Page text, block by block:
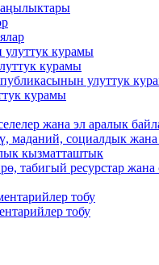
улуттук курамы
курамы
улуттук
курамы
жана эл аралык
маданий, социалдык
кызматташтык
табигый ресурстар жана
тобу
тобу